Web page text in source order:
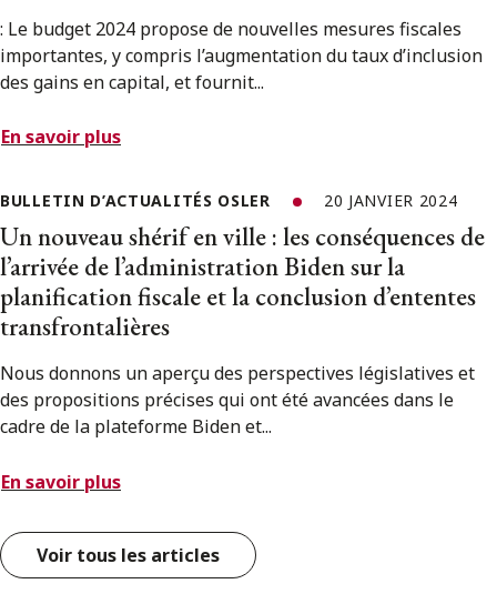
: Le budget 2024 propose de nouvelles mesures fiscales
importantes, y compris l’augmentation du taux d’inclusion
des gains en capital, et fournit...
En savoir plus
BULLETIN D’ACTUALITÉS OSLER 20 JANVIER 2024
Un nouveau shérif en ville : les conséquences de
l’arrivée de l’administration Biden sur la
planification fiscale et la conclusion d’ententes
transfrontalières
Nous donnons un aperçu des perspectives législatives et
des propositions précises qui ont été avancées dans le
cadre de la plateforme Biden et...
En savoir plus
Voir tous les articles